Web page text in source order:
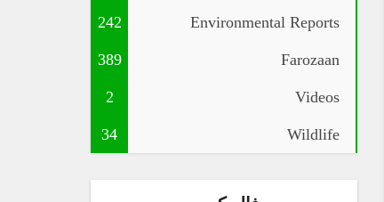
Environmental Reports
242
Farozaan
389
Videos
2
Wildlife
34